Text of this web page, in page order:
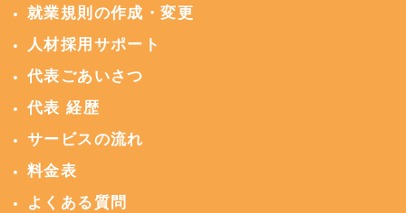
就業規則の作成・変更
人材採用サポート
代表ごあいさつ
代表 経歴
サービスの流れ
料金表
よくある質問